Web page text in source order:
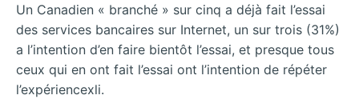
Un Canadien « branché » sur cinq a déjà fait l’essai
des services bancaires sur Internet, un sur trois (31%)
a l’intention d’en faire bientôt l’essai, et presque tous
ceux qui en ont fait l’essai ont l’intention de répéter
l’expériencexli.